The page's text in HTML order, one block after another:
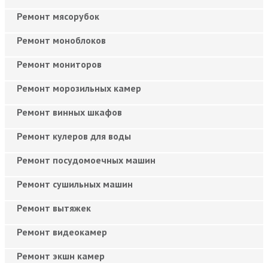
Ремонт мясорубок
Ремонт моноблоков
Ремонт мониторов
Ремонт морозильных камер
Ремонт винных шкафов
Ремонт кулеров для воды
Ремонт посудомоечных машин
Ремонт сушильных машин
Ремонт вытяжек
Ремонт видеокамер
Ремонт экшн камер